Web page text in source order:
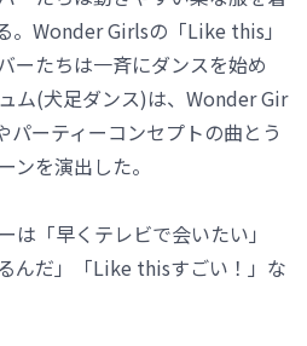
。Wonder Girlsの「Like this」
ーたちは一斉にダンスを始め
ム(犬足ダンス)は、Wonder Gir
パーティーコンセプトの曲とう
ンを演出した。
は「早くテレビで会いたい」
んだ」「Like thisすごい！」な